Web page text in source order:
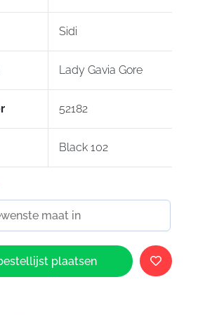
Sidi
Lady Gavia Gore
52182
Black 102
plaatsen